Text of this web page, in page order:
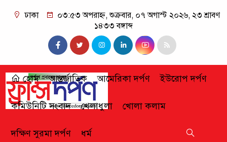
ঢাকা
০৩:৫৩ অপরাহ্ন, শুক্রবার, ০৭ অগাস্ট ২০২৬, ২৩ শ্রাবণ
১৪৩৩ বঙ্গাব্দ
হোম আন্তর্জাতিক আমেরিকা দর্পণ ইউরোপ দর্পণ
কমিউনিটি সংবাদ খেলাধুলা খোলা কলাম
দক্ষিণ সুরমা দর্পণ ধর্ম